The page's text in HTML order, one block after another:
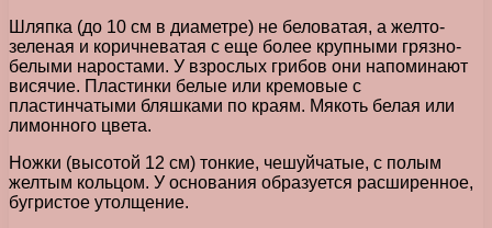
Шляпка (до 10 см в диаметре) не беловатая, а желто-
зеленая и коричневатая с еще более крупными грязно-
белыми наростами. У взрослых грибов они напоминают
висячие. Пластинки белые или кремовые с
пластинчатыми бляшками по краям. Мякоть белая или
лимонного цвета.
Ножки (высотой 12 см) тонкие, чешуйчатые, с полым
желтым кольцом. У основания образуется расширенное,
бугристое утолщение.